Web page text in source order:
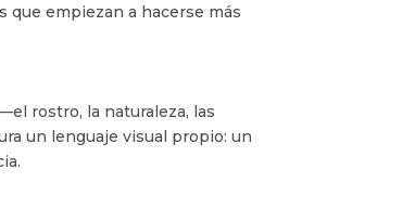
que empiezan a hacerse más
rostro, la naturaleza, las
un lenguaje visual propio: un